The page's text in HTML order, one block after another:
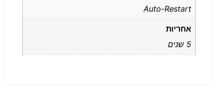
Auto-Restart
אחריות
5 שנים